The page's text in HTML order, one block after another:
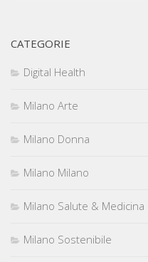
CATEGORIE
Digital Health
Milano Arte
Milano Donna
Milano Milano
Milano Salute & Medicina
Milano Sostenibile